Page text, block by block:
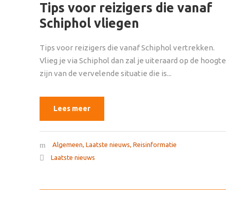
Tips voor reizigers die vanaf
Schiphol vliegen
Tips voor reizigers die vanaf Schiphol vertrekken.
Vlieg je via Schiphol dan zal je uiteraard op de hoogte
zijn van de vervelende situatie die is...
Lees meer
Algemeen, Laatste nieuws, Reisinformatie
Laatste nieuws